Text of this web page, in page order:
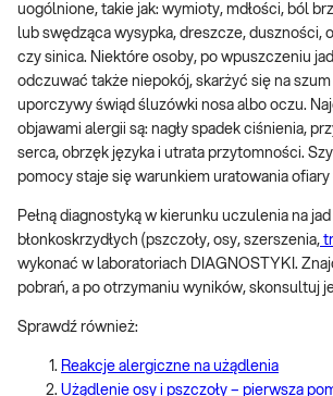
uogólnione, takie jak: wymioty, mdłości, ból
lub swędząca wysypka, dreszcze, duszności,
czy sinica. Niektóre osoby, po wpuszczeniu
odczuwać także niepokój, skarżyć się na
uporczywy świąd śluzówki nosa albo oczu.
objawami alergii są: nagły spadek ciśnienia,
serca, obrzęk języka i utrata przytomności.
pomocy staje się warunkiem uratowania ofiary
Pełną diagnostyką w kierunku uczulenia na
błonkoskrzydłych (pszczoły, osy, szerszenia,
wykonać w laboratoriach DIAGNOSTYKI.
pobrań, a po otrzymaniu wyników, skonsultuj
Sprawdź również:
Reakcje alergiczne na użądlenia
Użądlenie osy i pszczoły – pierwsza